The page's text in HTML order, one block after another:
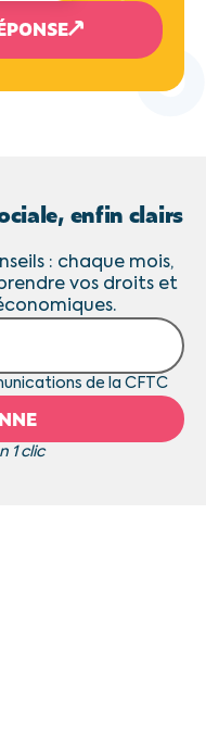
enfin clairs
: chaque mois,
vos droits et
1 clic
de la CFTC